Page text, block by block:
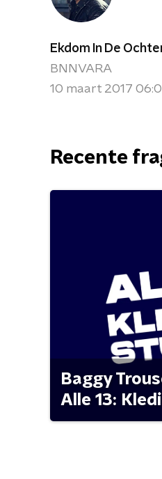
Ekdom In De
BNNVARA
10 maart 2017
Recente
Baggy
Alle 13: